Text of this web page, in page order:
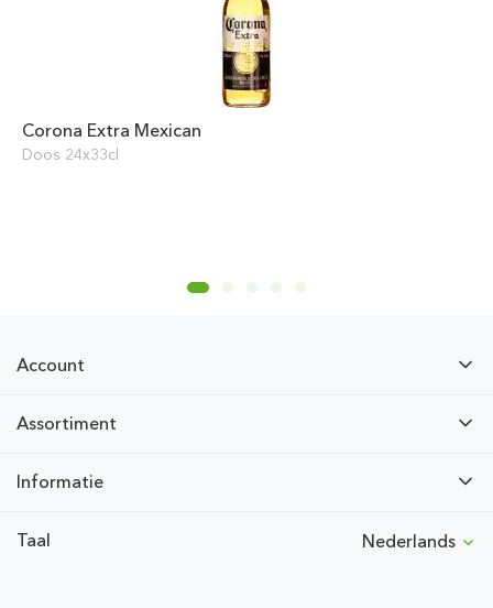
Corona Extra Mexican
Doos 24x33cl
Account
Assortiment
Informatie
Taal Nederlands